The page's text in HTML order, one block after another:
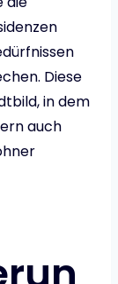
Diese
in dem
auch